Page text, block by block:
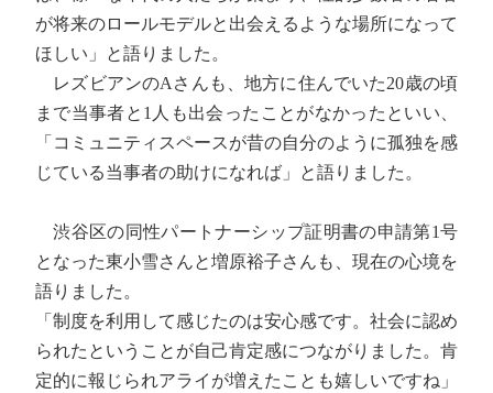
が将来のロールモデルと出会えるような場所になって
ほしい」と語りました。
レズビアンのAさんも、地方に住んでいた20歳の頃
まで当事者と1人も出会ったことがなかったといい、
「コミュニティスペースが昔の自分のように孤独を感
じている当事者の助けになれば」と語りました。
渋谷区の同性パートナーシップ証明書の申請第1号
となった東小雪さんと増原裕子さんも、現在の心境を
語りました。
「制度を利用して感じたのは安心感です。社会に認め
られたということが自己肯定感につながりました。肯
定的に報じられアライが増えたことも嬉しいですね」